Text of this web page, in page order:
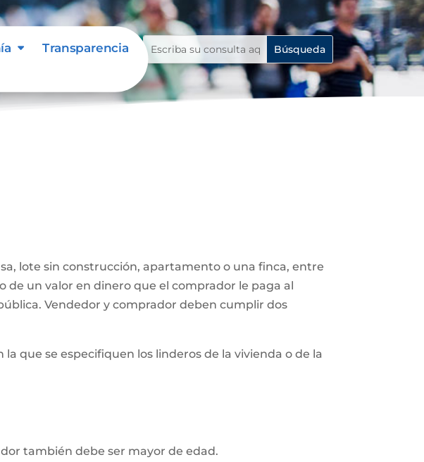
Transparencia
lote sin construcción, apartamento o una finca, entre
de un valor en dinero que el comprador le paga al
Vendedor y comprador deben cumplir dos
que se especifiquen los linderos de la vivienda o de la
también debe ser mayor de edad.